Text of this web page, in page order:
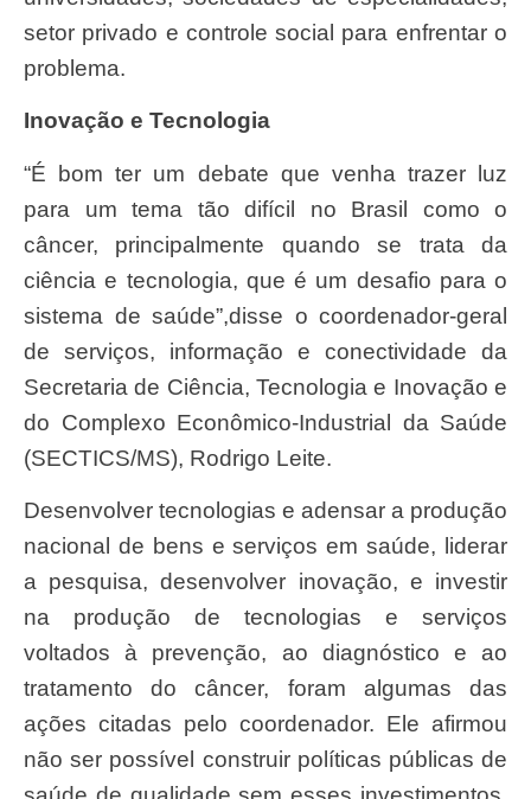
setor privado e controle social para enfrentar o
problema.
Inovação e Tecnologia
“É bom ter um debate que venha trazer luz
para um tema tão difícil no Brasil como o
câncer, principalmente quando se trata da
ciência e tecnologia, que é um desafio para o
sistema de saúde”,disse o coordenador-geral
de serviços, informação e conectividade da
Secretaria de Ciência, Tecnologia e Inovação e
do Complexo Econômico-Industrial da Saúde
(SECTICS/MS), Rodrigo Leite.
Desenvolver tecnologias e adensar a produção
nacional de bens e serviços em saúde, liderar
a pesquisa, desenvolver inovação, e investir
na produção de tecnologias e serviços
voltados à prevenção, ao diagnóstico e ao
tratamento do câncer, foram algumas das
ações citadas pelo coordenador. Ele afirmou
não ser possível construir políticas públicas de